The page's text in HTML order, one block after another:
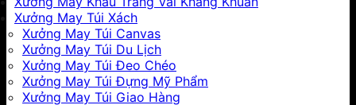
Xưởng May Túi Xách
Xưởng May Túi Canvas
Xưởng May Túi Du Lịch
Xưởng May Túi Đeo Chéo
Xưởng May Túi Đựng Mỹ Phẩm
Xưởng May Túi Giao Hàng